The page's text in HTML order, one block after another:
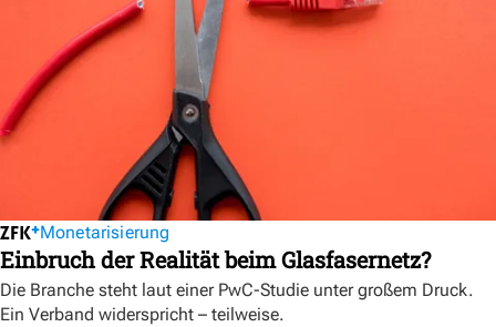
Monetarisierung
Einbruch der Realität beim Glasfasernetz?
Die Branche steht laut einer PwC-Studie unter großem Druck.
Ein Verband widerspricht – teilweise.